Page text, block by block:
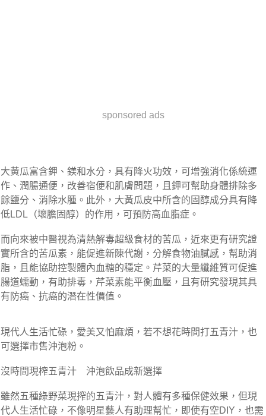
sponsored ads
大黃瓜富含鉀、鎂和水分，具有降火功效，可增強消化係統運
作、潤腸通便，改善宿便和肌膚問題，且鉀可幫助身體排除多
餘鹽分、消除水腫。此外，大黃瓜皮中所含的固醇成分具有降
低LDL（壞膽固醇）的作用，可預防高血脂症。
而向來被中醫視為清熱解毒超級食材的苦瓜，近來更有研究證
實所含的苦瓜素，能促進新陳代謝，分解食物油膩感，幫助消
脂，且能協助控製體內血糖的穩定。芹菜的大量纖維質可促進
腸道蠕動，有助排毒，芹菜素能平衡血壓，且有研究發現其具
有防癌、抗癌的潛在性價值。
現代人生活忙碌，愛美又怕麻煩，若不想花時間打五青汁，也
可選擇市售沖泡粉。
沒時間現榨五青汁 沖泡飲品成新選擇
雖然五種綠野菜現搾的五青汁，對人體有多種保健效果，但現
代人生活忙碌，不像明星藝人有助理幫忙，即使有空DIY，也需